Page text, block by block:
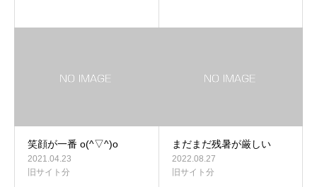
笑顔が一番 o(^▽^)o
2021.04.23
旧サイト分
まだまだ残暑が厳しい
2022.08.27
旧サイト分